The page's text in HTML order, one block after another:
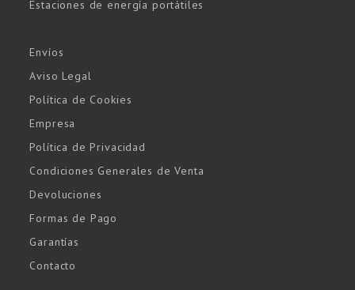
Estaciones de energía portátiles
Envíos
Aviso Legal
Política de Cookies
Empresa
Política de Privacidad
Condiciones Generales de Venta
Devoluciones
Formas de Pago
Garantías
Contacto